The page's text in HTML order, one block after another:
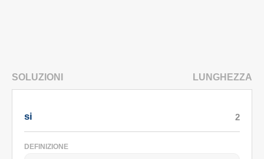
SOLUZIONI LUNGHEZZA
si
DEFINIZIONE
2